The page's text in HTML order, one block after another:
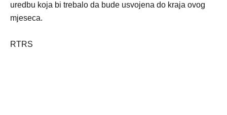
uredbu koja bi trebalo da bude usvojena do kraja ovog
mjeseca.
RTRS